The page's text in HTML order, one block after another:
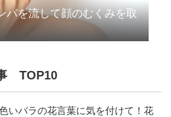
パを流して顔のむくみを取
TOP10
いバラの花言葉に気を付けて！花